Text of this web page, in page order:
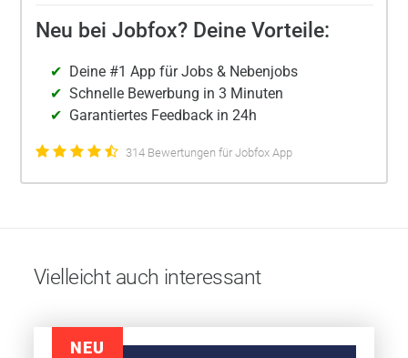
Neu bei Jobfox? Deine Vorteile:
Deine #1 App für Jobs & Nebenjobs
Schnelle Bewerbung in 3 Minuten
Garantiertes Feedback in 24h
314 Bewertungen für Jobfox App
Vielleicht auch interessant
NEU